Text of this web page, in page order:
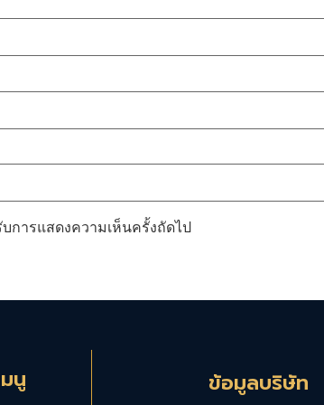
การแสดงความเห็นครั้งถัดไป
มนู ข้อมูลบริษัท